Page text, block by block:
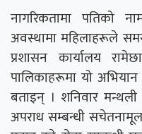
नागरिकतामा पतिको
अवस्थामा महिलाहरूले
प्रशासन कार्यालय
पालिकाहरूमा यो
बताइन् । शनिवार
अपराध सम्बन्धी